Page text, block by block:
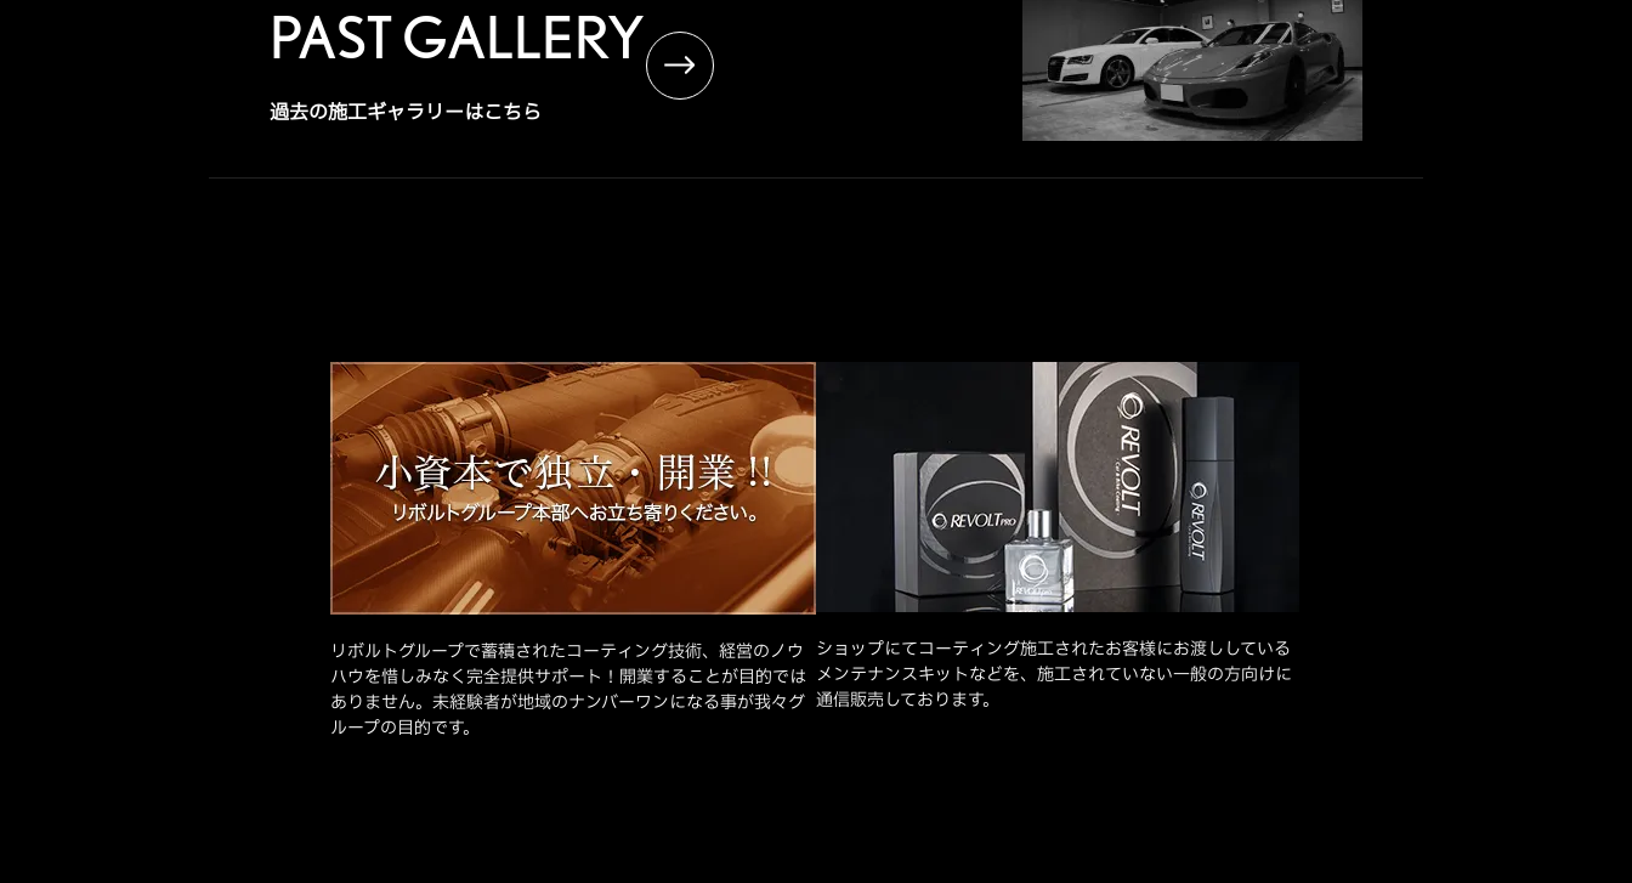
PAST GALLERY
過去の施工ギャラリーはこちら
リボルトグループで蓄積されたコーティング技術、経営のノウ
ハウを惜しみなく完全提供サポート！開業することが目的では
ありません。未経験者が地域のナンバーワンになる事が我々グ
ループの目的です。
ショップにてコーティング施工されたお客様にお渡ししている
メンテナンスキットなどを、施工されていない一般の方向けに
通信販売しております。